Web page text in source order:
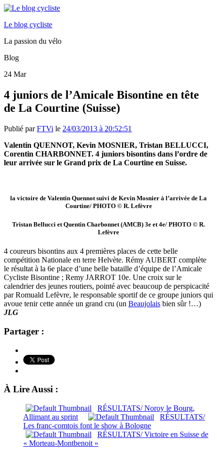
Le blog cycliste
La passion du vélo
Blog
24 Mar
4 juniors de l’Amicale Bisontine en tête
de La Courtine (Suisse)
Publié parFTVi le 24/03/2013 à 20:52:51
Valentin QUENNOT, Kevin MOSNIER, Tristan BELLUCCI,
Corentin CHARBONNET. 4 juniors bisontins dans l’ordre de
leur arrivée sur le Grand prix de La Courtine en Suisse.
la victoire de Valentin Quennot suivi de Kevin Mosnier à l’arrivée de La
Courtine/ PHOTO © R. Lefèvre
Tristan Bellucci et Quentin Charbonnet (AMCB) 3e et 4e/ PHOTO © R.
Lefèvre
4 coureurs bisontins aux 4 premières places de cette belle
compétition Nationale en terre Helvète. Rémy AUBERT complète
le résultat à la 6e place d’une belle bataille d’équipe de l’Amicale
Cycliste Bisontine ; Remy JARROT 10e. Une croix sur le
calendrier des jeunes routiers, pointé avec beaucoup de perspicacité
par Romuald Lefèvre, le responsable sportif de ce groupe juniors qui
avoue tenir cette année un grand cru (un Beaujolais bien sûr !…)
JLG
Partager :
À Lire Aussi :
RÉSULTATS/ Noroy le Bourg,
Allimant au sprint
RÉSULTATS/
Les franc-comtois font le show à Bologne
RÉSULTATS/ Victoire en Suisse de
« Morteau-Montbenoit »